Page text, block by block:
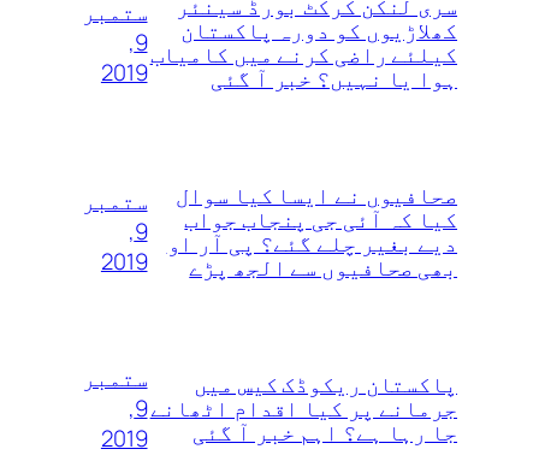
سری لنکن کرکٹ بورڈ سینئر
کھلاڑیوں‌ کو دورہ پاکستان
کیلئے راضی کرنے میں کامیاب
ہوا یا نہیں؟ خبر آ گئی
ستمبر
9,
2019
صحافیوں نے ایسا کیا سوال
کیا کہ آئی جی پنجاب جواب
دیے بغیر چلے گئے؟ پی آر او
بھی صحافیوں سے الجھ پڑے
ستمبر
9,
2019
پاکستان ریکوڈک کیس میں
جرمانے پر کیا اقدام اٹھانے
جا رہا ہے؟ اہم خبر آ گئی
ستمبر
9,
2019